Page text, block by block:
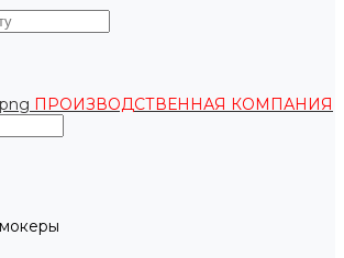
ПРОИЗВОДСТВЕННАЯ КОМПАНИЯ